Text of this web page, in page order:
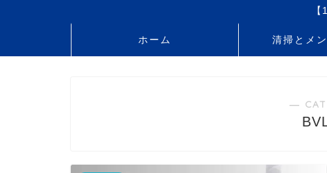
ホーム 清掃とメ
―